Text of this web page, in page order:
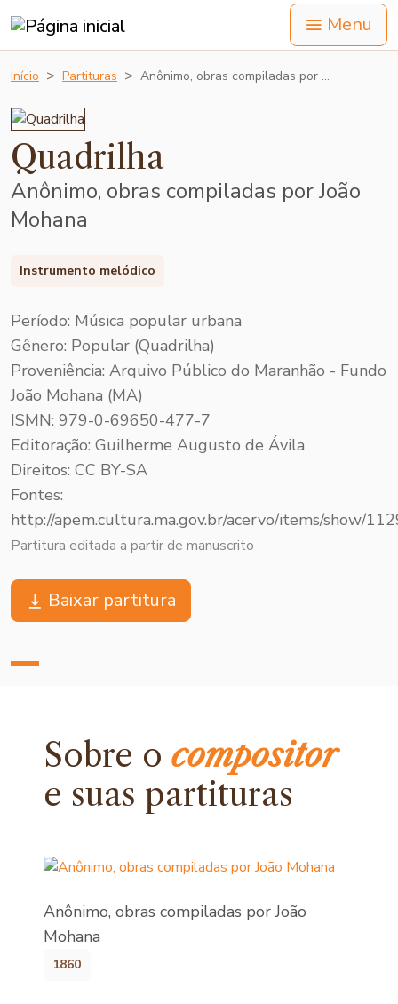
Menu
Início Partituras Anônimo, obras compiladas por …
Quadrilha
Anônimo, obras compiladas por João
Mohana
Instrumento melódico
Período: Música popular urbana
Gênero: Popular (Quadrilha)
Proveniência: Arquivo Público do Maranhão - Fundo
João Mohana (MA)
ISMN: 979-0-69650-477-7
Editoração: Guilherme Augusto de Ávila
Direitos: CC BY-SA
Fontes:
http://apem.cultura.ma.gov.br/acervo/items/show/
Partitura editada a partir de manuscrito
Baixar partitura
Sobre ocompositor
e suas partituras
Anônimo, obras compiladas por João
Mohana
1860